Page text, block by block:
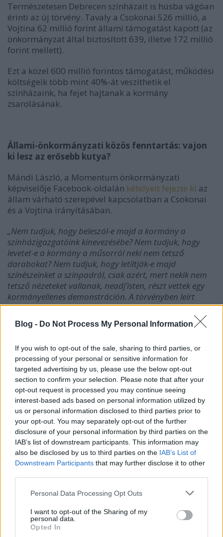
Blog - Do Not Process My Personal Information
If you wish to opt-out of the sale, sharing to third parties, or
processing of your personal or sensitive information for
targeted advertising by us, please use the below opt-out
section to confirm your selection. Please note that after your
opt-out request is processed you may continue seeing
interest-based ads based on personal information utilized by
us or personal information disclosed to third parties prior to
your opt-out. You may separately opt-out of the further
disclosure of your personal information by third parties on the
IAB’s list of downstream participants. This information may
also be disclosed by us to third parties on the IAB’s List of
Downstream Participants that may further disclose it to other
Please note that this website/app uses one or more Google
not limited to your visit or usage behaviour. You may click to
grant or deny consent to Google and its third-party tags to
use your data for below specified purposes in below Google
Personal Data Processing Opt Outs
I want to opt-out of the Sharing of my
personal data.
Opted In
Természetesen Debrecen színházait is húsba vágóan
érinti az új törvény. Tavaly a Csokonai 526 millió, a
Vojtina 62 millió forint állami támogatást kapott (az
önkormányzat által biztosított 639, illetve 172 millió
forint mellett).
Ezt a közel 600 millió forintos támogatást, működési
költségeik több mint 40%-át veszíthetik el
színházaink, ha fejet hajtanak a kormány
zsarolásának.
Állami-önkormányzati közös fenntartás: vajon
ki lesz az erősebb kutya?
Mándi László, a Momentum önkormányzati
képviselője Facebook-oldalán kételyeit fejezte ki az
állam várható szerepével kapcsolatban a Csokonai
és a Vojtina irányításában.
„Nem tudjuk, hogy beleszól-e majd a kormány a
színházigazgatóink kinevezésébe? Nem tudjuk, hogy
levetet-e a kormány a műsorról neki nem tetsző
darabokat? Nem tudjuk, hogy letiltják-e majd
színészeinket a színpadról, csak azért, mert nekik nem
tetsző nézeteket vallanak, neadj’isten, részt vettek egy
kormányellenes demonstráción. A törvényben leírt
hangzatos, de üres szólamokkal ellentétben ugyanis
mindezek az egyébként demokratikus jogállamban
elképzelhetetlennek tűnő esetek sajnos számos
Budapesten át Pécsig az ország különböző
városaiban.”
Nehéz ennél tömörebben összefoglalni, mi minden
probléma van a színházak állami kézbe kerülésével.
A Mándi által említett szörnyű precedensekre
mindannyian emlékszünk: Szombathelyen Jordán
Tamást próbáltákeltávolítania saját maga által
alapított színház éléről, Pécsett Alföldi Róbert
"Igenis, miniszterelnök úr!" c. darabját tiltották le
indoklás nélkül. És akkor még nem beszéltünk arról
a számtalan kisebb esetről, amikor túlbuzgó
talpnyalók nem engedtek fellépni művelődési
központokban és kultúrházakban nem eléggé
szerte az országban.